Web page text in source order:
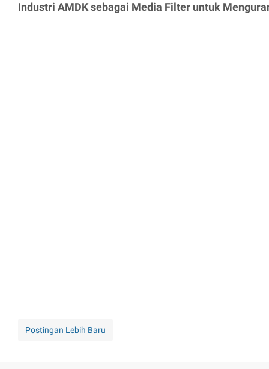
Industri AMDK sebagai Media Filter untuk
Postingan Lebih Baru